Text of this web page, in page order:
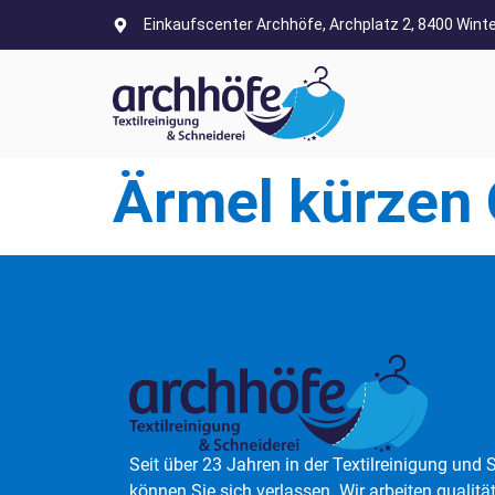
Einkaufscenter Archhöfe, Archplatz 2, 8400
Ärmel kürzen
Seit über 23 Jahren in der Textilreinigung und